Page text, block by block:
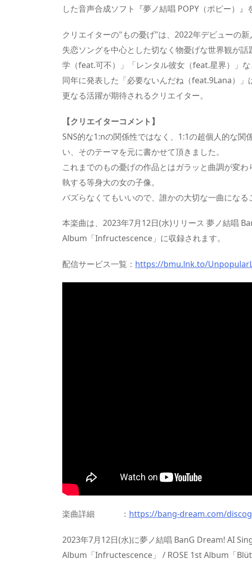
した音声合成ソフト『夢ノ結唱 POPY（ポピー）』
クリエイターの"もの憂げ"は、2022年デビューの新
失恋ソングを中心とした切なく物憂げな世界観が
学（feat.可不）」「レンタル彼女（feat.星界）」な
同年に発表した「必要ないんだね（feat.9Lana）
更なる活躍が期待されるクリエイター。
【クリエイターコメント】
SNS的な1:nの関係性ではなく、1:1の超個人的な
い、そのテーマを元に書かせて頂きました。
これまでのもの憂げの作品とはガラッと曲調が変
執する等身大の女の子像。
バズらなくてもいいので、誰かの大切な一曲になる
本楽曲は、2023年7月12日(水)リリース 夢ノ結唱
Album「Infructescence」に収録されます。
配信サービス一覧： https://bmu.lnk.to/
楽曲詳細 ： https://bang-dream.com/
2023年7月12日(水)に夢ノ結唱 BanG Dream! AI
Album「Infructescence」 / ROSE 1st Album「